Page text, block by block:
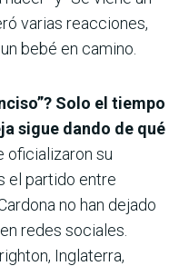
varias reacciones,
bebé en camino.
Solo el tiempo
sigue dando de qué
oficializaron su
el partido entre
no han dejado
redes sociales.
Inglaterra,